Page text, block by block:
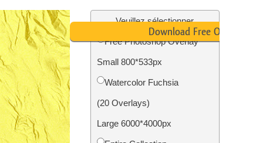
immobilière
Services de restauration photo
Veuillez sélectionner
Free Photoshop Overlay
Small 800*533px
Watercolor Fuchsia
(20 Overlays)
Large 6000*4000px
Download Free Overlay